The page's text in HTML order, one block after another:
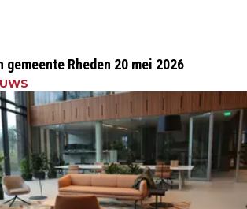
gemeente Rheden 20 mei 2026